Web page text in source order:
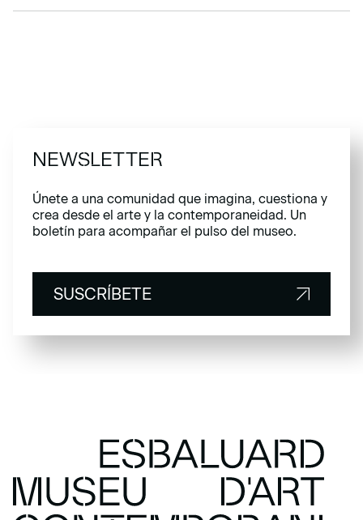
NEWSLETTER
Únete a una comunidad que imagina, cuestiona y
crea desde el arte y la contemporaneidad. Un
boletín para acompañar el pulso del museo.
SUSCRÍBETE
SUSCRÍBETE